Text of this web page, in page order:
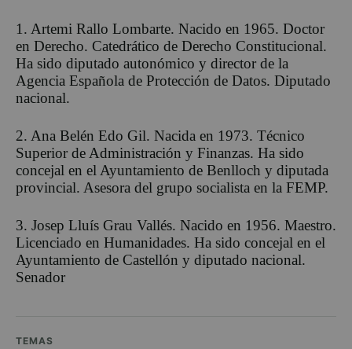
1. Artemi Rallo Lombarte. Nacido en 1965. Doctor
en Derecho. Catedrático de Derecho Constitucional.
Ha sido diputado autonómico y director de la
Agencia Española de Protección de Datos. Diputado
nacional.
2. Ana Belén Edo Gil. Nacida en 1973. Técnico
Superior de Administración y Finanzas. Ha sido
concejal en el Ayuntamiento de Benlloch y diputada
provincial. Asesora del grupo socialista en la FEMP.
3. Josep Lluís Grau Vallés. Nacido en 1956. Maestro.
Licenciado en Humanidades. Ha sido concejal en el
Ayuntamiento de Castellón y diputado nacional.
Senador
TEMAS